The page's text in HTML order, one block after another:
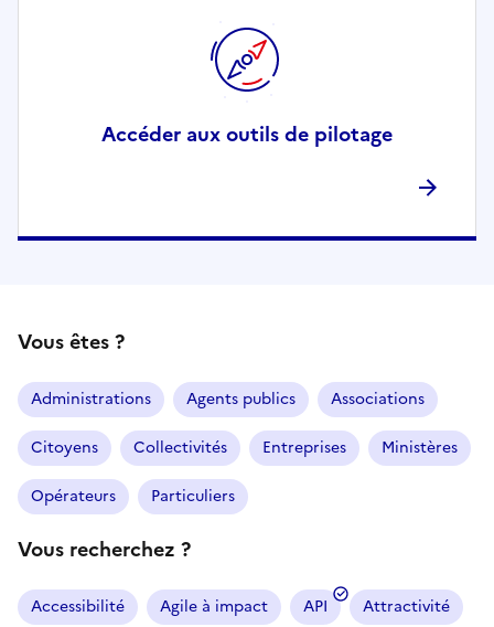
Accéder aux outils de pilotage
Vous êtes ?
Administrations Agents publics Associations
Citoyens Collectivités Entreprises Ministères
Opérateurs Particuliers
Vous recherchez ?
Accessibilité Agile à impact API Attractivité